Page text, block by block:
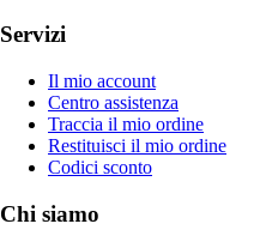
Servizi
Il mio account
Centro assistenza
Traccia il mio ordine
Restituisci il mio ordine
Codici sconto
Chi siamo